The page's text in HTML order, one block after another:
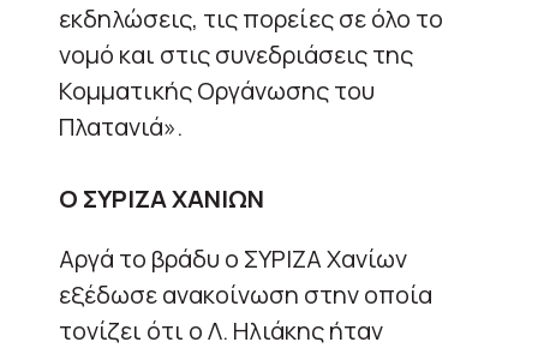
εκδηλώσεις, τις πορείες σε όλο το
νομό και στις συνεδριάσεις της
Κομματικής Οργάνωσης του
Πλατανιά».
Ο ΣΥΡΙΖΑ ΧΑΝΙΩΝ
Αργά το βράδυ ο ΣΥΡΙΖΑ Χανίων
εξέδωσε ανακοίνωση στην οποία
τονίζει ότι ο Λ. Ηλιάκης ήταν